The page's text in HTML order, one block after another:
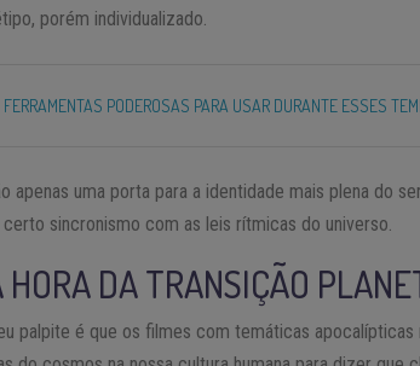
porém individualizado.
PODEROSAS PARA USAR DURANTE ESSES
apenas uma porta para a identidade mais plena do
sincronismo com as leis rítmicas do universo.
HORA DA TRANSIÇÃO
palpite é que os filmes com temáticas